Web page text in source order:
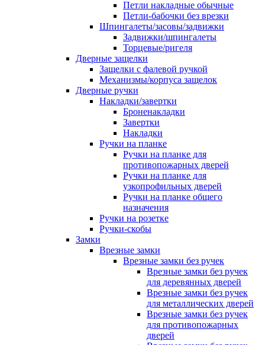
Петли накладные обычные
Петли-бабочки без врезки
Шпингалеты/засовы/задвижки
Задвижки/шпингалеты
Торцевые/ригеля
Дверные защелки
Защелки с фалевой ручкой
Механизмы/корпуса защелок
Дверные ручки
Накладки/завертки
Броненакладки
Завертки
Накладки
Ручки на планке
Ручки на планке для
противопожарных дверей
Ручки на планке для
узкопрофильных дверей
Ручки на планке общего
назначения
Ручки на розетке
Ручки-скобы
Замки
Врезные замки
Врезные замки без ручек
Врезные замки без ручек
для деревянных дверей
Врезные замки без ручек
для металлических дверей
Врезные замки без ручек
для противопожарных
дверей